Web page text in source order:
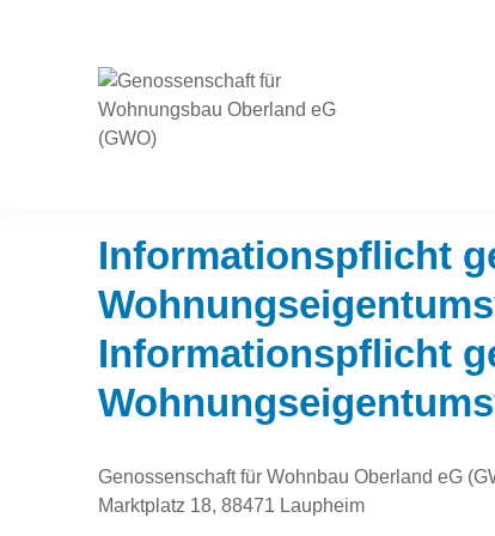
Oberland
eG
(GWO)
Informationspflicht
Informationspflicht
Genossenschaft für Wohnbau Oberland eG
Marktplatz 18, 88471 Laupheim